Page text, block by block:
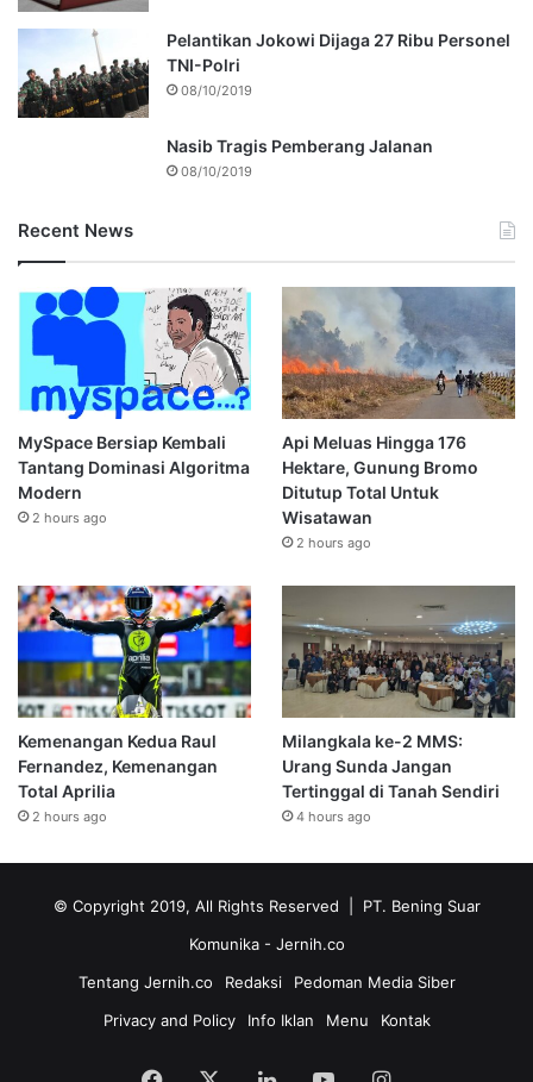
Pelantikan Jokowi Dijaga 27 Ribu Personel
TNI-Polri
08/10/2019
Nasib Tragis Pemberang Jalanan
08/10/2019
Recent News
MySpace Bersiap Kembali
Tantang Dominasi Algoritma
Modern
2 hours ago
Api Meluas Hingga 176
Hektare, Gunung Bromo
Ditutup Total Untuk
Wisatawan
2 hours ago
Kemenangan Kedua Raul
Fernandez, Kemenangan
Total Aprilia
2 hours ago
Milangkala ke-2 MMS:
Urang Sunda Jangan
Tertinggal di Tanah Sendiri
4 hours ago
© Copyright 2019, All Rights Reserved | PT. Bening Suar
Komunika - Jernih.co
Tentang Jernih.co
Redaksi
Pedoman Media Siber
Privacy and Policy
Info Iklan Menu Kontak